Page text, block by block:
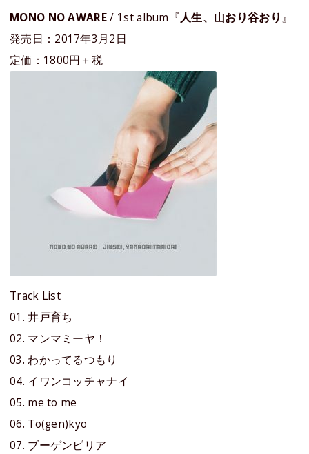
MONO NO AWARE/ 1st album『人生、山おり谷おり 』
発売日：2017年3月2日
定価：1800円＋税
Track List
01. 井戸育ち
02. マンマミーヤ！
03. わかってるつもり
04. イワンコッチャナイ
05. me to me
06. To(gen)kyo
07. ブーゲンビリア